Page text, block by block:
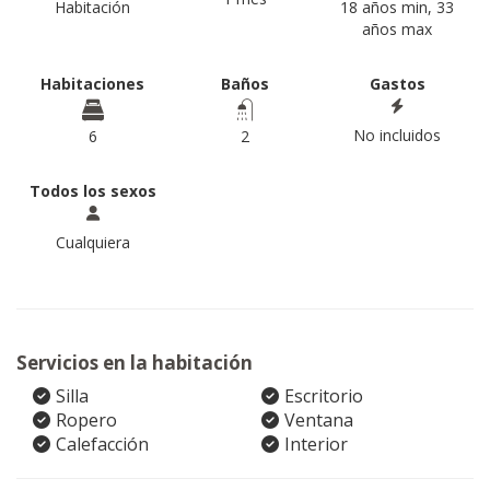
Habitación
18 años min, 33
años max
Habitaciones
6
Baños
2
Gastos
No incluidos
Todos los sexos
Cualquiera
Servicios en la habitación
Silla
Escritorio
Ropero
Ventana
Calefacción
Interior